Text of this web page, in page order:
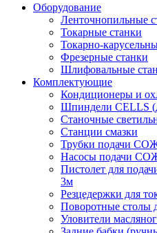
Оборудование
Ленточнопильные
Токарные станки
Токарно-
Фрезерные станки
Шлифовальные
Комплектующие
Кондиционеры и
Шпиндели CELLS
Станочные
Станции смазки
Трубки подачи
Насосы подачи
Пистолет для
3м
Резцедержки для
Поворотные столы
Уловители